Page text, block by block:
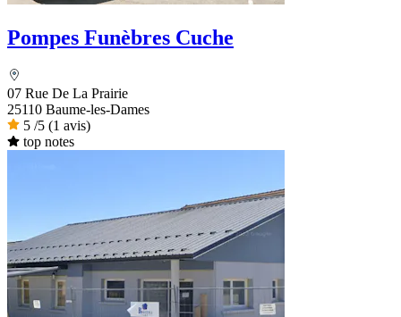
Pompes Funèbres Cuche
07 Rue De La Prairie
25110 Baume-les-Dames
5 /5 (1 avis)
top notes